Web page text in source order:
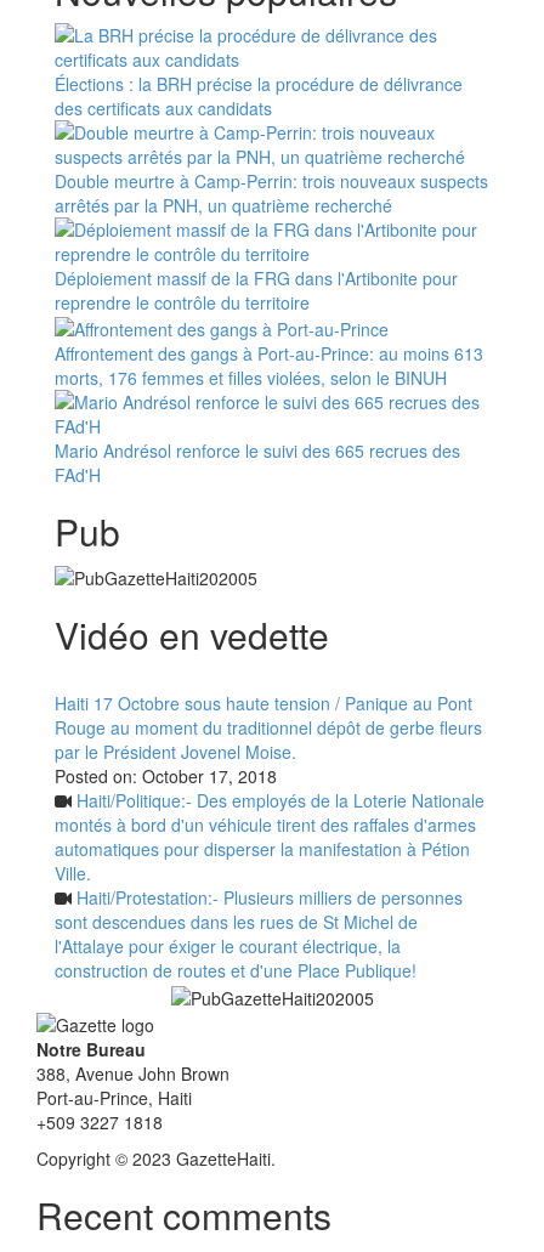
Élections : la BRH précise la procédure de délivrance
des certificats aux candidats
Double meurtre à Camp-Perrin: trois nouveaux suspects
arrêtés par la PNH, un quatrième recherché
Déploiement massif de la FRG dans l'Artibonite pour
reprendre le contrôle du territoire
Affrontement des gangs à Port-au-Prince: au moins 613
morts, 176 femmes et filles violées, selon le BINUH
Mario Andrésol renforce le suivi des 665 recrues des
FAd'H
Pub
Vidéo en vedette
Haiti 17 Octobre sous haute tension / Panique au Pont
Rouge au moment du traditionnel dépôt de gerbe fleurs
par le Président Jovenel Moise.
Posted on: October 17, 2018
Haiti/Politique:- Des employés de la Loterie Nationale
montés à bord d'un véhicule tirent des raffales d'armes
automatiques pour disperser la manifestation à Pétion
Ville.
Haiti/Protestation:- Plusieurs milliers de personnes
sont descendues dans les rues de St Michel de
l'Attalaye pour éxiger le courant électrique, la
construction de routes et d'une Place Publique!
Notre Bureau
388, Avenue John Brown
Port-au-Prince, Haiti
+509 3227 1818
Copyright © 2023 GazetteHaiti.
Recent comments